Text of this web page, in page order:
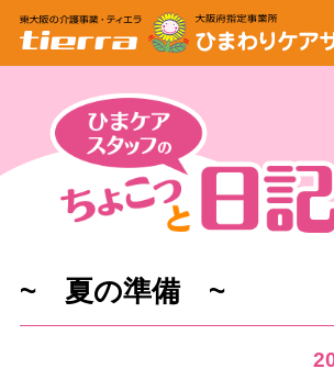
tierra
ひまわりケア
ス
~ 夏の準備 ~